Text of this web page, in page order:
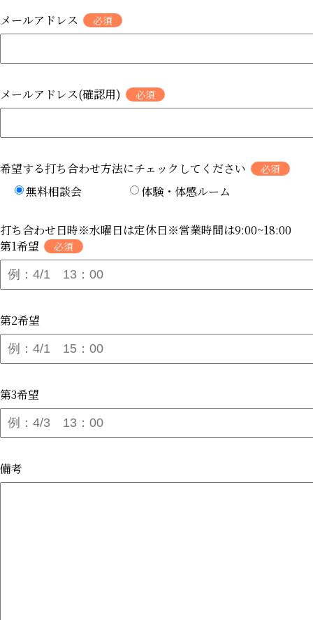
メールアドレス
メールアドレス(確認用)
希望する打ち合わせ方法にチェックしてください
無料相談会
体験・体感ルーム
打ち合わせ日時※水曜日は定休日※営業時間は9:00~18:00
第1希望
第2希望
第3希望
備考